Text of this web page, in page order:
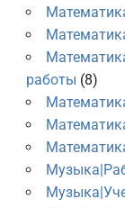
работы (8)